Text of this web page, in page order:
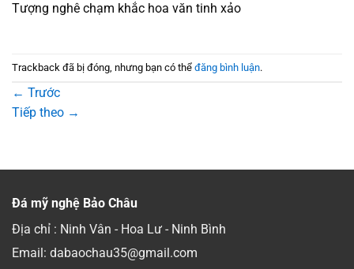
Tượng nghê chạm khắc hoa văn tinh xảo
Trackback đã bị đóng, nhưng bạn có thể đăng bình luận.
← Trước
Tiếp theo →
Đá mỹ nghệ Bảo Châu
Địa chỉ : Ninh Vân - Hoa Lư - Ninh Bình
Email: dabaochau35@gmail.com